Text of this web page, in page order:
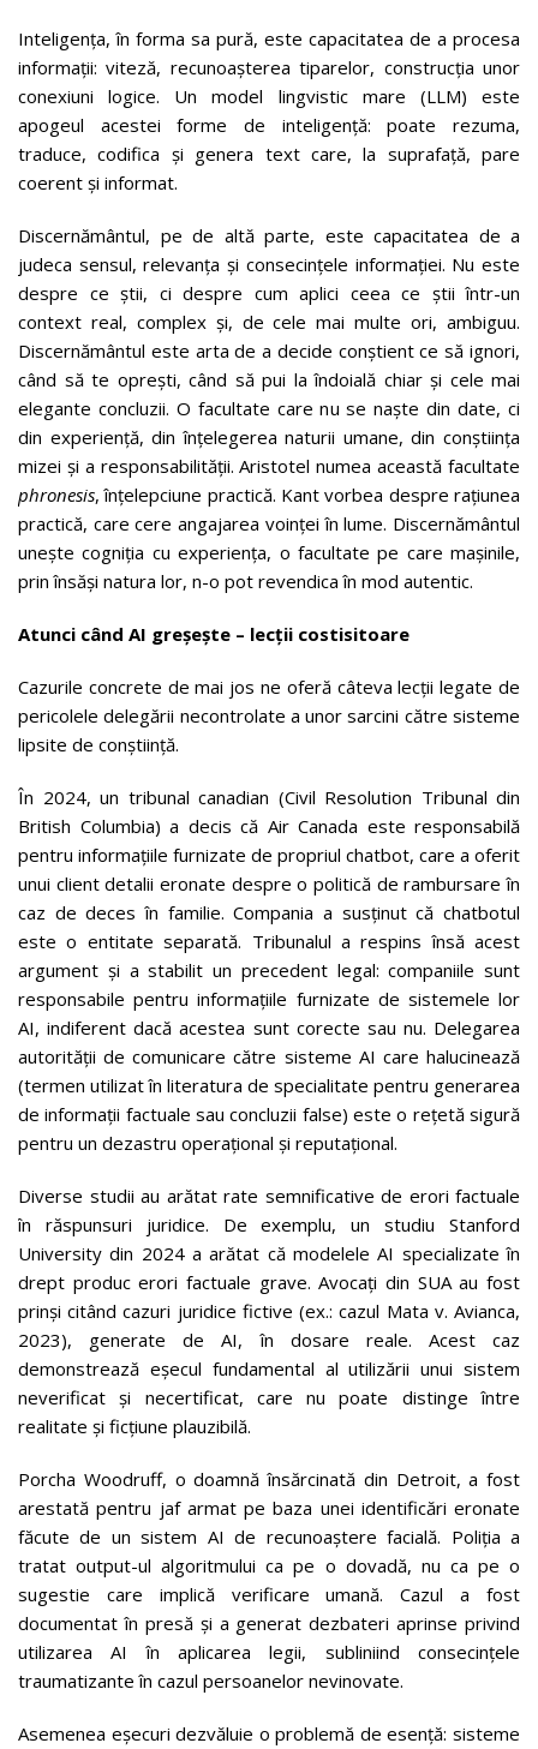
Inteligența, în forma sa pură, este capacitatea de a procesa
informații: viteză, recunoașterea tiparelor, construcția unor
conexiuni logice. Un model lingvistic mare (LLM) este
apogeul acestei forme de inteligență: poate rezuma,
traduce, codifica și genera text care, la suprafață, pare
coerent și informat.
Discernământul, pe de altă parte, este capacitatea de a
judeca sensul, relevanța și consecințele informației. Nu este
despre ce știi, ci despre cum aplici ceea ce știi într-un
context real, complex și, de cele mai multe ori, ambiguu.
Discernământul este arta de a decide conștient ce să ignori,
când să te oprești, când să pui la îndoială chiar și cele mai
elegante concluzii. O facultate care nu se naște din date, ci
din experiență, din înțelegerea naturii umane, din conștiința
mizei și a responsabilității. Aristotel numea această facultate
phronesis, înțelepciune practică. Kant vorbea despre rațiunea
practică, care cere angajarea voinței în lume. Discernământul
unește cogniția cu experiența, o facultate pe care mașinile,
prin însăși natura lor, n-o pot revendica în mod autentic.
Atunci când AI greșește – lecții costisitoare
Cazurile concrete de mai jos ne oferă câteva lecții legate de
pericolele delegării necontrolate a unor sarcini către sisteme
lipsite de conștiință.
În 2024, un tribunal canadian (Civil Resolution Tribunal din
British Columbia) a decis că Air Canada este responsabilă
pentru informațiile furnizate de propriul chatbot, care a oferit
unui client detalii eronate despre o politică de rambursare în
caz de deces în familie. Compania a susținut că chatbotul
este o entitate separată. Tribunalul a respins însă acest
argument și a stabilit un precedent legal: companiile sunt
responsabile pentru informațiile furnizate de sistemele lor
AI, indiferent dacă acestea sunt corecte sau nu. Delegarea
autorității de comunicare către sisteme AI care halucinează
(termen utilizat în literatura de specialitate pentru generarea
de informații factuale sau concluzii false) este o rețetă sigură
pentru un dezastru operațional și reputațional.
Diverse studii au arătat rate semnificative de erori factuale
în răspunsuri juridice. De exemplu, un studiu Stanford
University din 2024 a arătat că modelele AI specializate în
drept produc erori factuale grave. Avocați din SUA au fost
prinși citând cazuri juridice fictive (ex.: cazul Mata v. Avianca,
2023), generate de AI, în dosare reale. Acest caz
demonstrează eșecul fundamental al utilizării unui sistem
neverificat și necertificat, care nu poate distinge între
realitate și ficțiune plauzibilă.
Porcha Woodruff, o doamnă însărcinată din Detroit, a fost
arestată pentru jaf armat pe baza unei identificări eronate
făcute de un sistem AI de recunoaștere facială. Poliția a
tratat output-ul algoritmului ca pe o dovadă, nu ca pe o
sugestie care implică verificare umană. Cazul a fost
documentat în presă și a generat dezbateri aprinse privind
utilizarea AI în aplicarea legii, subliniind consecințele
traumatizante în cazul persoanelor nevinovate.
Asemenea eșecuri dezvăluie o problemă de esență: sisteme